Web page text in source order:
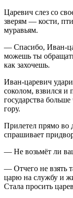
Царевич слез со
зверям — кости,
муравьям.
— Спасибо, Иван-
можешь ты
как захочешь.
Иван-царевич
соколом, взвился и
государства
гору.
Прилетел прямо во
спрашивает
— Не возьмёт ли
— Отчего не взять
царю на службу и
Стала просить